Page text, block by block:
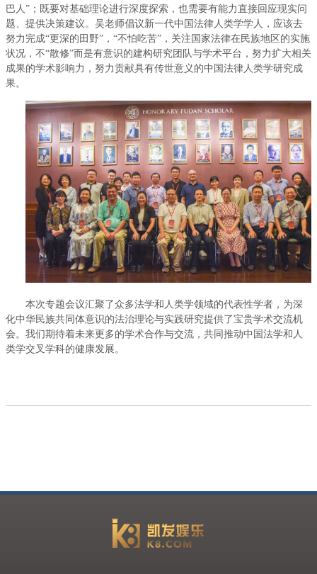
巴人”；既要对基础理论进行深度探索，也需要有能力直接回应现实问
题、提供决策建议。吴老师倡议新一代中国法律人类学学人，应该去
努力完成“更深的田野”，“不怕吃苦”，关注国家法律在民族地区的实施
状况，不“散修”而是有意识的建构研究团队与学术平台，努力扩大相关
成果的学术影响力，努力贡献具有传世意义的中国法律人类学研究成
果。
本次专题会议汇聚了众多法学和人类学领域的代表性学者，为深
化中华民族共同体意识的法治理论与实践研究提供了宝贵学术交流机
会。我们期待着未来更多的学术合作与交流，共同推动中国法学和人
类学交叉学科的健康发展。